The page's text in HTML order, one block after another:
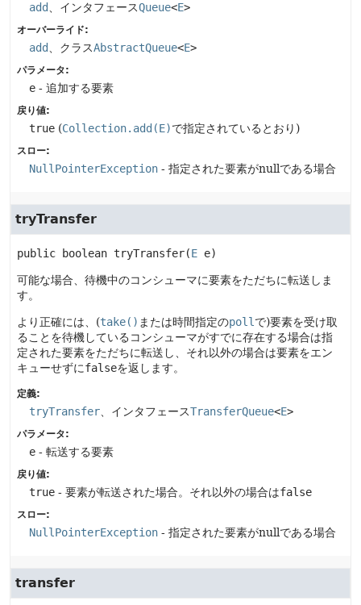
add 、インタフェースQueue<E>
オーバーライド:
add 、クラスAbstractQueue<E>
パラメータ:
e - 追加する要素
戻り値:
true (Collection.add(E)で指定されているとおり)
スロー:
NullPointerException - 指定された要素がnullである場合
tryTransfer
public boolean tryTransfer(E e)
可能な場合、待機中のコンシューマに要素をただちに転送しま
す。
より正確には、(take() または時間指定のpoll で)要素を受け取
ることを待機しているコンシューマがすでに存在する場合は指
定された要素をただちに転送し、それ以外の場合は要素をエン
キューせずにfalseを返します。
定義:
tryTransfer 、インタフェースTransferQueue<E>
パラメータ:
e - 転送する要素
戻り値:
true - 要素が転送された場合。それ以外の場合はfalse
スロー:
NullPointerException - 指定された要素がnullである場合
transfer